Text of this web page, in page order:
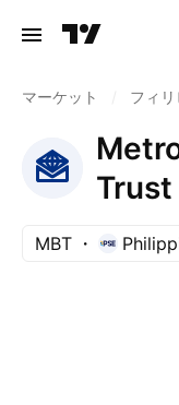
マーケット フィリ
Trust
MBT